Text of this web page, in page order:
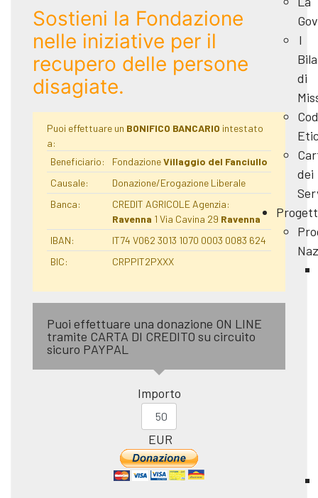
I
di
dei
Sostieni la Fondazione
nelle iniziative per il
recupero delle persone
disagiate.
Puoi effettuare un BONIFICO BANCARIO intestato
a:
Beneficiario:
FondazioneVillaggio del Fanciullo
Causale:
Donazione/Erogazione Liberale
Banca:
CREDIT AGRICOLE Agenzia:
Ravenna 1 Via Cavina 29 Ravenna
IBAN:
IT74 V062 3013 1070 0003 0083 624
BIC:
CRPPIT2PXXX
Puoi effettuare una donazione ON LINE
tramite CARTA DI CREDITO su circuito
sicuro PAYPAL
Importo
EUR